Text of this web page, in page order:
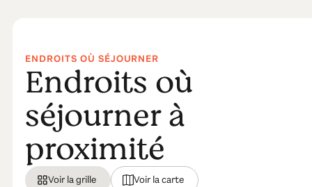
ENDROITS OÙ SÉJOURNER
Endroits où
séjourner à
proximité
Voir la grille Voir la carte